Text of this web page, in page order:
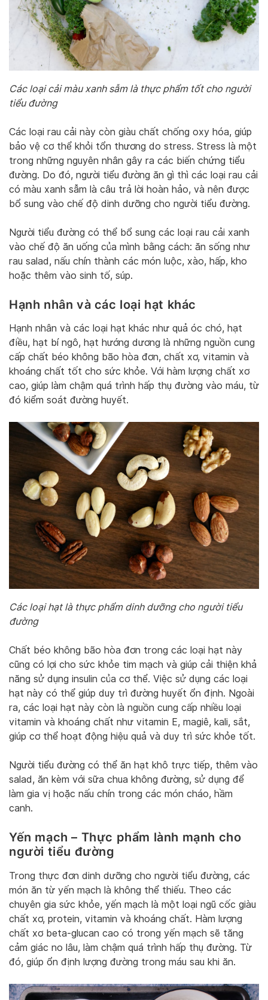
Các loại cải màu xanh sẫm là thực phẩm tốt cho người
tiểu đường
Các loại rau cải này còn giàu chất chống oxy hóa, giúp
bảo vệ cơ thể khỏi tổn thương do stress. Stress là một
trong những nguyên nhân gây ra các biến chứng tiểu
đường. Do đó, người tiểu đường ăn gì thì các loại rau cải
có màu xanh sẫm là câu trả lời hoàn hảo, và nên được
bổ sung vào chế độ dinh dưỡng cho người tiểu đường.
Người tiểu đường có thể bổ sung các loại rau cải xanh
vào chế độ ăn uống của mình bằng cách: ăn sống như
rau salad, nấu chín thành các món luộc, xào, hấp, kho
hoặc thêm vào sinh tố, súp.
Hạnh nhân và các loại hạt khác
Hạnh nhân và các loại hạt khác như quả óc chó, hạt
điều, hạt bí ngô, hạt hướng dương là những nguồn cung
cấp chất béo không bão hòa đơn, chất xơ, vitamin và
khoáng chất tốt cho sức khỏe. Với hàm lượng chất xơ
cao, giúp làm chậm quá trình hấp thụ đường vào máu, từ
đó kiểm soát đường huyết.
Các loại hạt là thực phẩm dinh dưỡng cho người tiểu
đường
Chất béo không bão hòa đơn trong các loại hạt này
cũng có lợi cho sức khỏe tim mạch và giúp cải thiện khả
năng sử dụng insulin của cơ thể. Việc sử dụng các loại
hạt này có thể giúp duy trì đường huyết ổn định. Ngoài
ra, các loại hạt này còn là nguồn cung cấp nhiều loại
vitamin và khoáng chất như vitamin E, magiê, kali, sắt,
giúp cơ thể hoạt động hiệu quả và duy trì sức khỏe tốt.
Người tiểu đường có thể ăn hạt khô trực tiếp, thêm vào
salad, ăn kèm với sữa chua không đường, sử dụng để
làm gia vị hoặc nấu chín trong các món cháo, hầm
canh.
Yến mạch – Thực phẩm lành mạnh cho
người tiểu đường
Trong thực đơn dinh dưỡng cho người tiểu đường, các
món ăn từ yến mạch là không thể thiếu. Theo các
chuyên gia sức khỏe, yến mạch là một loại ngũ cốc giàu
chất xơ, protein, vitamin và khoáng chất. Hàm lượng
chất xơ beta-glucan cao có trong yến mạch sẽ tăng
cảm giác no lâu, làm chậm quá trình hấp thụ đường. Từ
đó, giúp ổn định lượng đường trong máu sau khi ăn.